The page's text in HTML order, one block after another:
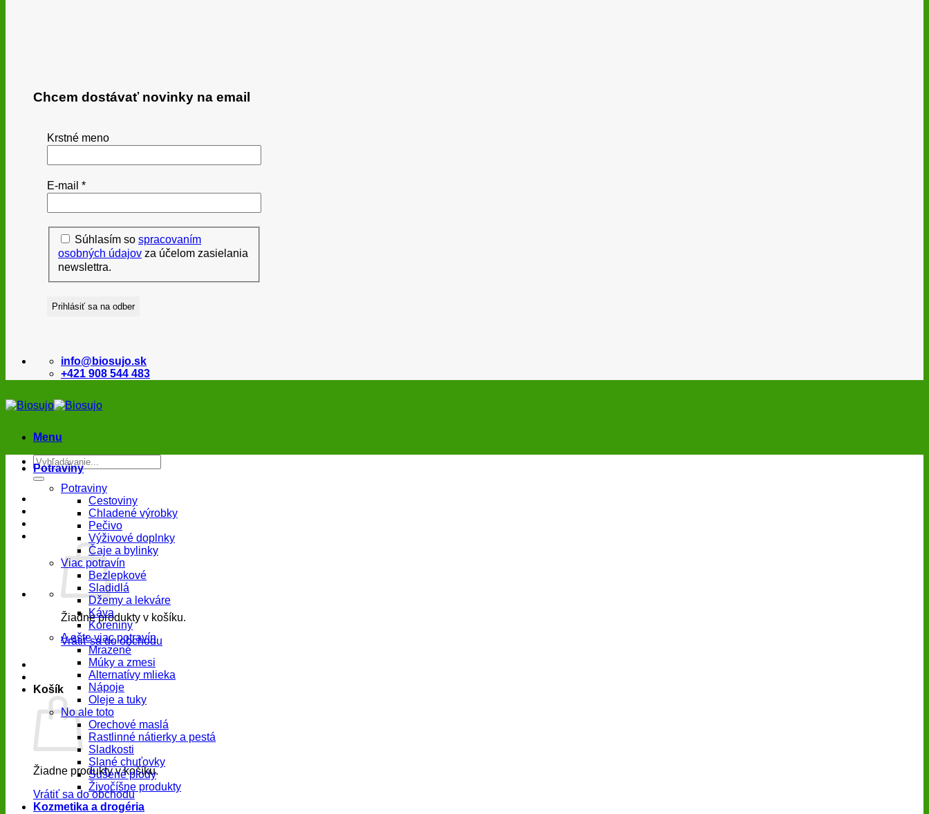
Chcem dostávať novinky na email
Krstné meno
E-mail *
Súhlasím so spracovaním
osobných údajov za účelom zasielania
newslettra.
info@biosujo.sk
+421 908 544 483
Menu
Hľadať:
Žiadne produkty v košíku.
Vrátiť sa do obchodu
Košík
Žiadne produkty v košíku.
Vrátiť sa do obchodu
Potraviny
Potraviny
Cestoviny
Chladené výrobky
Pečivo
Výživové doplnky
Čaje a bylinky
Viac potravín
Bezlepkové
Sladidlá
Džemy a lekváre
Káva
Koreniny
A ešte viac potravín
Mrazené
Múky a zmesi
Alternatívy mlieka
Nápoje
Oleje a tuky
No ale toto
Orechové maslá
Rastlinné nátierky a pestá
Sladkosti
Slané chuťovky
Sušené plody
Živočíšne produkty
Kozmetika a drogéria